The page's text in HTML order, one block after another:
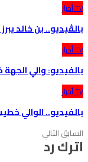
TV أحرار
بالڤيديو.. بن خالد يبرز حصيلة أشغال سنة
TV أحرار
بالفيديو: والي
TV أحرار
بالفيديو.. الوالي
السابق التالي
اترك رد